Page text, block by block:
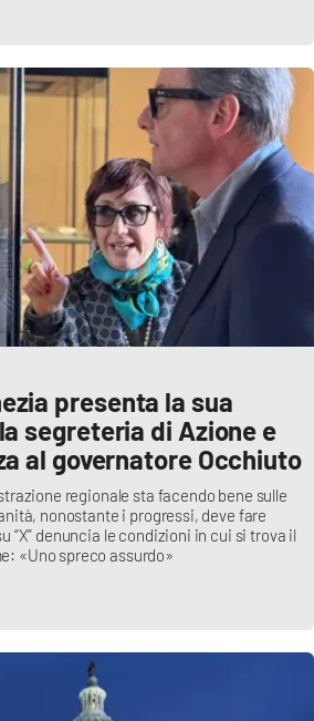
Grippo
presenta la sua
segreteria di Azione e
al governatore Occhiuto
regionale sta facendo bene sulle
nonostante i progressi, deve fare
“X” denuncia le condizioni in cui si trova il
«Uno spreco assurdo»